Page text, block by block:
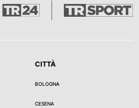
CITTÀ
BOLOGNA
CESENA